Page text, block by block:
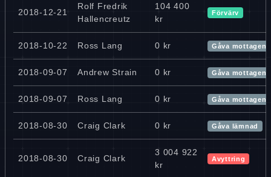
2018-12-21
Rolf Fredrik
Hallencreutz
104 400
kr
Förvärv
2018-10-22 Ross Lang 0 kr Gåva mottagen
2018-09-07 Andrew Strain 0 kr Gåva mottagen
2018-09-07 Ross Lang 0 kr Gåva mottagen
2018-08-30 Craig Clark 0 kr Gåva lämnad
2018-08-30 Craig Clark
3 004 922
kr
Avyttring